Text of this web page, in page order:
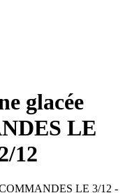
glacée
LE
12